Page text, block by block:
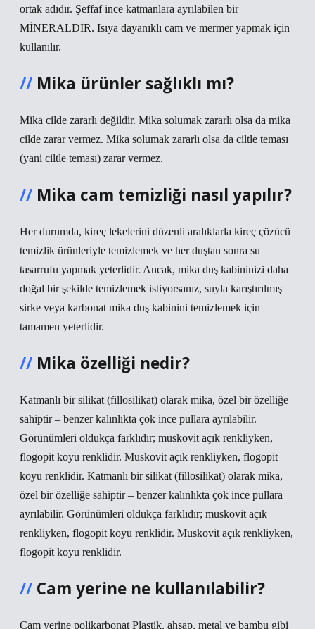
ortak adıdır. Şeffaf ince katmanlara ayrılabilen bir
MİNERALDİR. Isıya dayanıklı cam ve mermer yapmak için
kullanılır.
Mika ürünler sağlıklı mı?
Mika cilde zararlı değildir. Mika solumak zararlı olsa da mika
cilde zarar vermez. Mika solumak zararlı olsa da ciltle teması
(yani ciltle teması) zarar vermez.
Mika cam temizliği nasıl yapılır?
Her durumda, kireç lekelerini düzenli aralıklarla kireç çözücü
temizlik ürünleriyle temizlemek ve her duştan sonra su
tasarrufu yapmak yeterlidir. Ancak, mika duş kabininizi daha
doğal bir şekilde temizlemek istiyorsanız, suyla karıştırılmış
sirke veya karbonat mika duş kabinini temizlemek için
tamamen yeterlidir.
Mika özelliği nedir?
Katmanlı bir silikat (fillosilikat) olarak mika, özel bir özelliğe
sahiptir – benzer kalınlıkta çok ince pullara ayrılabilir.
Görünümleri oldukça farklıdır; muskovit açık renkliyken,
flogopit koyu renklidir. Muskovit açık renkliyken, flogopit
koyu renklidir. Katmanlı bir silikat (fillosilikat) olarak mika,
özel bir özelliğe sahiptir – benzer kalınlıkta çok ince pullara
ayrılabilir. Görünümleri oldukça farklıdır; muskovit açık
renkliyken, flogopit koyu renklidir. Muskovit açık renkliyken,
flogopit koyu renklidir.
Cam yerine ne kullanılabilir?
Cam yerine polikarbonat Plastik, ahşap, metal ve bambu gibi